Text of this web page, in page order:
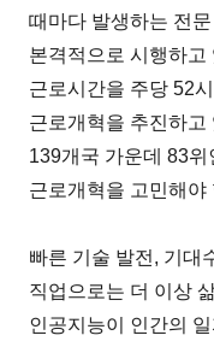
때마다 발생하는 전
본격적으로 시행하고
근로시간을 주당 52
근로개혁을 추진하고
139개국 가운데 83위
근로개혁을 고민해야
빠른 기술 발전, 기대
직업으로는 더 이상
인공지능이 인간의